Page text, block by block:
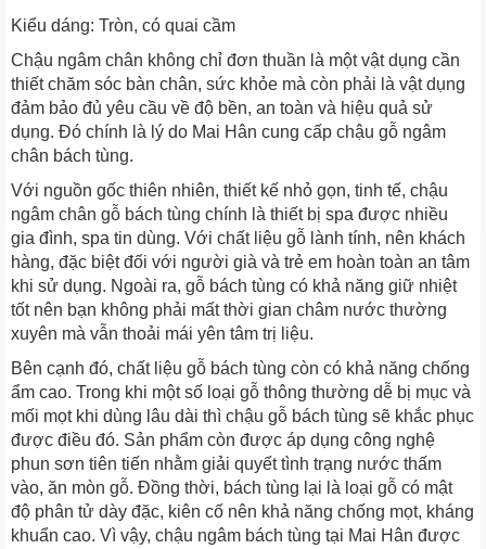
Kiểu dáng: Tròn, có quai cầm
Chậu ngâm chân không chỉ đơn thuần là một vật dụng cần
thiết chăm sóc bàn chân, sức khỏe mà còn phải là vật dụng
đảm bảo đủ yêu cầu về độ bền, an toàn và hiệu quả sử
dụng. Đó chính là lý do Mai Hân cung cấp chậu gỗ ngâm
chân bách tùng.
Với nguồn gốc thiên nhiên, thiết kế nhỏ gọn, tinh tế, chậu
ngâm chân gỗ bách tùng chính là thiết bị spa được nhiều
gia đình, spa tin dùng. Với chất liệu gỗ lành tính, nên khách
hàng, đặc biệt đối với người già và trẻ em hoàn toàn an tâm
khi sử dụng. Ngoài ra, gỗ bách tùng có khả năng giữ nhiệt
tốt nên bạn không phải mất thời gian châm nước thường
xuyên mà vẫn thoải mái yên tâm trị liệu.
Bên cạnh đó, chất liệu gỗ bách tùng còn có khả năng chống
ẩm cao. Trong khi một số loại gỗ thông thường dễ bị mục và
mối mọt khi dùng lâu dài thì chậu gỗ bách tùng sẽ khắc phục
được điều đó. Sản phẩm còn được áp dụng công nghệ
phun sơn tiên tiến nhằm giải quyết tình trạng nước thấm
vào, ăn mòn gỗ. Đồng thời, bách tùng lại là loại gỗ có mật
độ phân tử dày đặc, kiên cố nên khả năng chống mọt, kháng
khuẩn cao. Vì vậy, chậu ngâm bách tùng tại Mai Hân được